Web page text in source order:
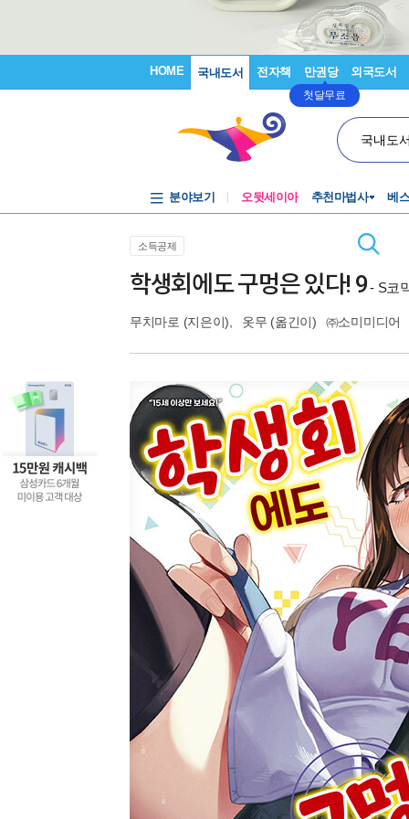
HOME 국내도서 전자책 만권당
첫달무료
외국도서
국내도
분야보기 오뒷세이아 추천마법사 베
소득공제
학생회에도 구멍은 있다! 9- S코
무치마로 (지은이), 옷무 (옮긴이) ㈜소미미디어